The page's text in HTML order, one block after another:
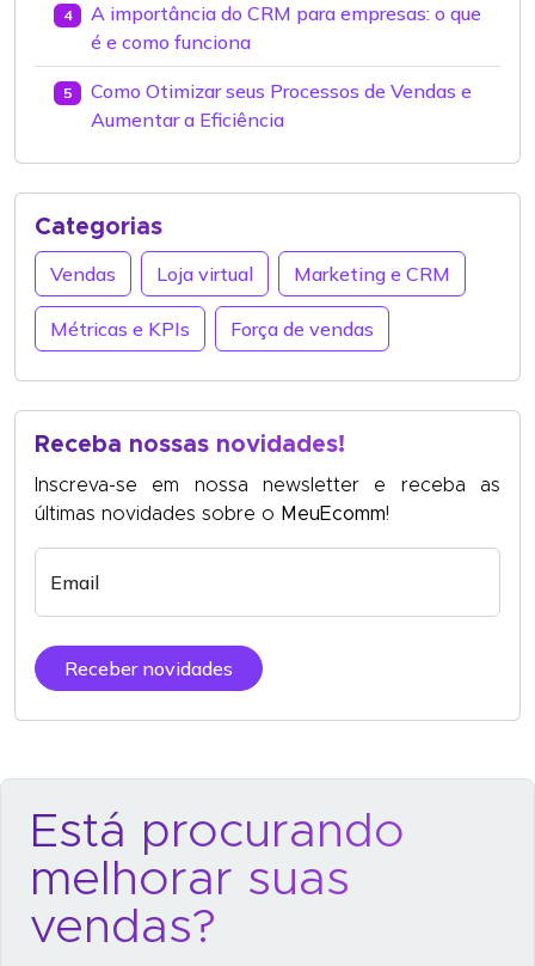
4
A importância do CRM para empresas: o que
é e como funciona
5
Como Otimizar seus Processos de Vendas e
Aumentar a Eficiência
Categorias
Vendas
Loja virtual Marketing e CRM
Métricas e KPIs Força de vendas
Receba nossas novidades!
Inscreva-se em nossa newsletter e receba as
últimas novidades sobre o MeuEcomm!
Email
Receber novidades
Está procurando
melhorar suas
vendas?